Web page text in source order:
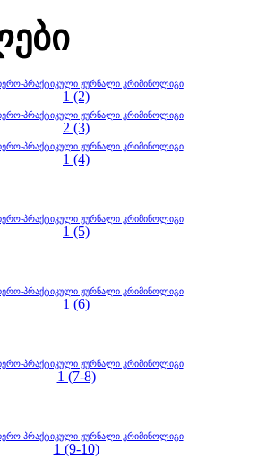
პრაქტიკული ჟურნალი კრიმინოლიგი
1 (2)
პრაქტიკული ჟურნალი კრიმინოლიგი
2 (3)
პრაქტიკული ჟურნალი კრიმინოლიგი
1 (4)
პრაქტიკული ჟურნალი კრიმინოლიგი
1 (5)
პრაქტიკული ჟურნალი კრიმინოლიგი
1 (6)
პრაქტიკული ჟურნალი კრიმინოლიგი
1 (7-8)
პრაქტიკული ჟურნალი კრიმინოლიგი
1 (9-10)